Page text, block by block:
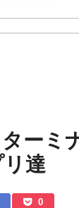
ーミ
達
0